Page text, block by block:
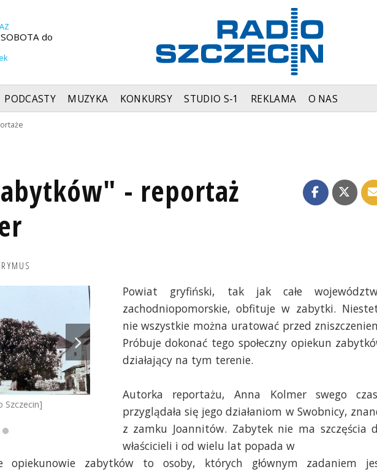
do
PODCASTY MUZYKA KONKURSY STUDIO S-1 REKLAMA O NAS
- reportaż
Szczecin] Fot. Marcin Kokolus [Radio Szczecin] Fot. Marcin Kokolus
Powiat gryfiński, tak jak całe
zachodniopomorskie, obfituje w zabytki.
nie wszystkie można uratować przed
Próbuje dokonać tego społeczny opiekun
działający na tym terenie.
Autorka reportażu, Anna Kolmer swego
przyglądała się jego działaniom w Swobnicy,
z zamku Joannitów. Zabytek nie ma szczęścia
właścicieli i od wielu lat popada w
opiekunowie zabytków to osoby, których głównym zadaniem